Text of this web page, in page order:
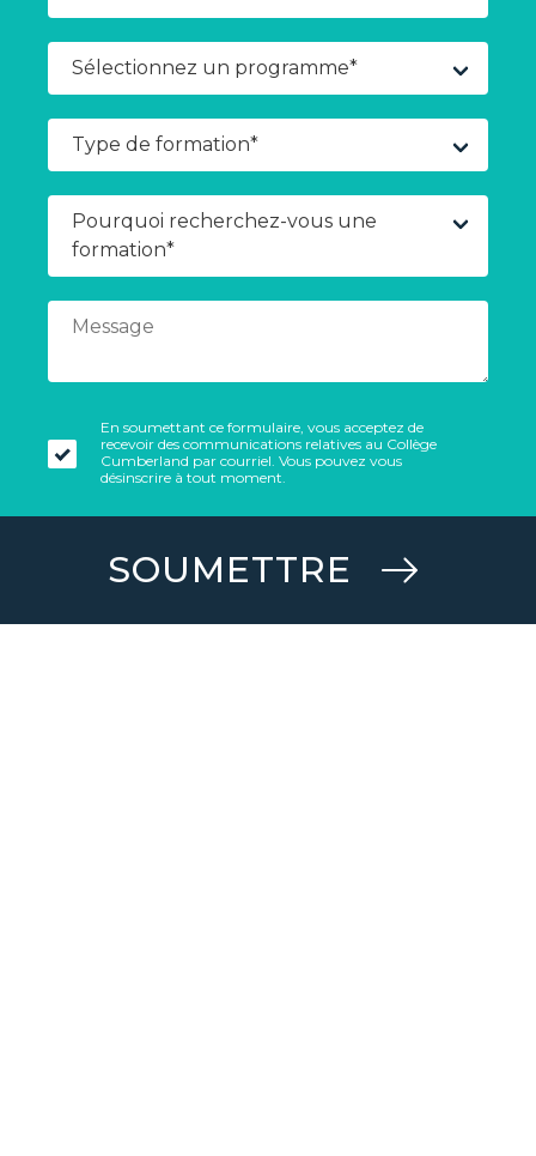
En soumettant ce formulaire, vous acceptez de
recevoir des communications relatives au Collège
Cumberland par courriel. Vous pouvez vous
désinscrire à tout moment.
SOUMETTRE